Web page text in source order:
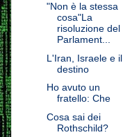
"Non è la stessa
cosa"La
risoluzione del
Parlament...
L'Iran, Israele e il
destino
Ho avuto un
fratello: Che
Cosa sai dei
Rothschild?